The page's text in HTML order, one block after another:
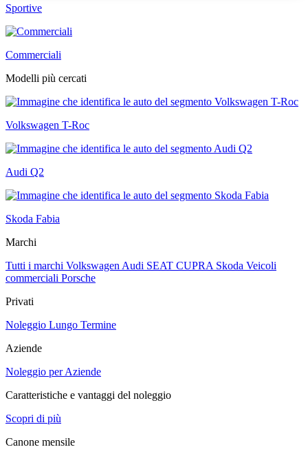
Sportive
Commerciali
Modelli più cercati
Volkswagen T-Roc
Audi Q2
Skoda Fabia
Marchi
Tutti i marchi Volkswagen Audi SEAT CUPRA Skoda Veicoli
commerciali Porsche
Privati
Noleggio Lungo Termine
Aziende
Noleggio per Aziende
Caratteristiche e vantaggi del noleggio
Scopri di più
Canone mensile